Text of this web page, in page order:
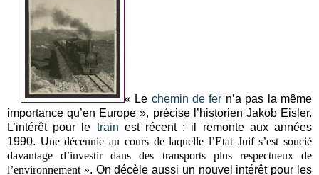
« Le chemin de fer n’a pas la même
importance qu’en Europe », précise l’historien Jakob Eisler.
L’intérêt pour le train est récent : il remonte aux années
1990. Une décennie au cours de laquelle l’Etat Juif s’est soucié
davantage d’investir dans des transports plus respectueux de
l’environnement ». On décèle aussi un nouvel intérêt pour les